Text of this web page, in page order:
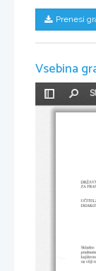
Prenesi
Vsebina
Preklopi
stransko
zA
uinBr-
Skladno
na vi5ji